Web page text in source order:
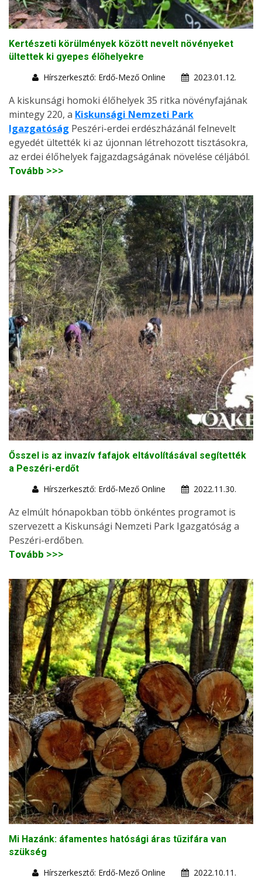
Kertészeti körülmények között nevelt növényeket
ültettek ki gyepes élőhelyekre
Hírszerkesztő: Erdő-Mező Online
2023.01.12.
A kiskunsági homoki élőhelyek 35 ritka növényfajának
mintegy 220, a Kiskunsági Nemzeti Park
Igazgatóság Peszéri-erdei erdészházánál felnevelt
egyedét ültették ki az újonnan létrehozott tisztásokra,
az erdei élőhelyek fajgazdagságának növelése céljából.
Tovább >>>
Ősszel is az invazív fafajok eltávolításával segítették
a Peszéri-erdőt
Hírszerkesztő: Erdő-Mező Online
2022.11.30.
Az elmúlt hónapokban több önkéntes programot is
szervezett a Kiskunsági Nemzeti Park Igazgatóság a
Peszéri-erdőben.
Tovább >>>
Mi Hazánk: áfamentes hatósági áras tűzifára van
szükség
Hírszerkesztő: Erdő-Mező Online
2022.10.11.